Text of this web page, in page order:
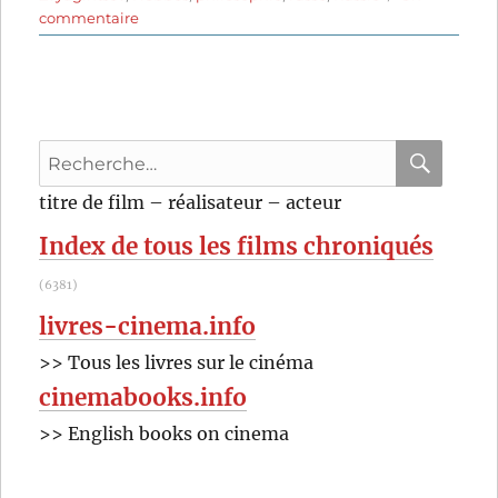
commentairesur
Leviathan
Recherche
pour
titre de film – réalisateur – acteur
Index de tous les films chroniqués
(6381)
livres-cinema.info
>> Tous les livres sur le cinéma
cinemabooks.info
>> English books on cinema